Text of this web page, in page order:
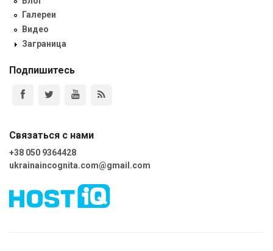
Галереи
Видео
Заграница
Подпишитесь
Связаться с нами
+38 050 9364428
ukrainaincognita.com@gmail.com